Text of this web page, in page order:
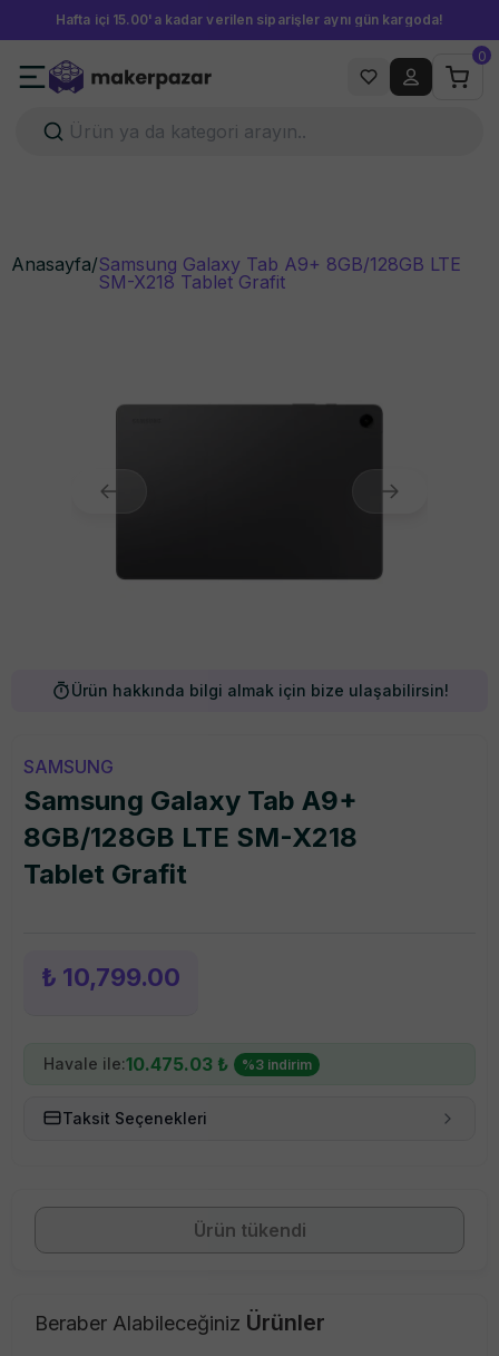
Hafta içi 15.00'a kadar verilen siparişler aynı gün kargoda!
0
Anasayfa/Samsung Galaxy Tab A9+ 8GB/128GB LTE
SM-X218 Tablet Grafit
Ürün hakkında bilgi almak için bize ulaşabilirsin!
SAMSUNG
Samsung Galaxy Tab A9+
8GB/128GB LTE SM-X218
Tablet Grafit
₺ 10,799.00
Havale ile:10.475.03 ₺ %3 indirim
Taksit Seçenekleri
Ürün tükendi
Beraber Alabileceğiniz Ürünler